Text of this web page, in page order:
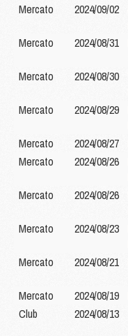
Mercato
2024/09/02
Mercato
2024/08/31
Mercato
2024/08/30
Mercato
2024/08/29
Mercato
2024/08/27
Mercato
2024/08/26
Mercato
2024/08/26
Mercato
2024/08/23
Mercato
2024/08/21
Mercato
2024/08/19
Club
2024/08/13